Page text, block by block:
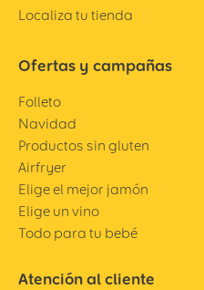
Localiza tu tienda
Ofertas y campañas
Folleto
Navidad
Productos sin gluten
Airfryer
Elige el mejor jamón
Elige un vino
Todo para tu bebé
Atención al cliente